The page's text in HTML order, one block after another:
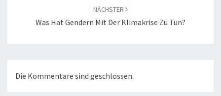
NÄCHSTER
Was Hat Gendern Mit Der Klimakrise Zu Tun?
Die Kommentare sind geschlossen.